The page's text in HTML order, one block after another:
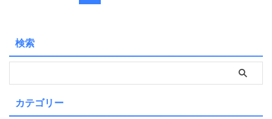
検索
カテゴリー